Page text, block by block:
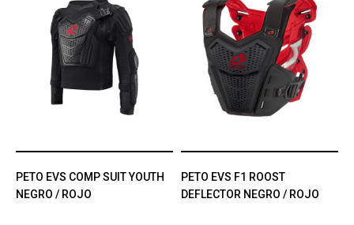
PETO EVS COMP SUIT YOUTH
NEGRO / ROJO
PETO EVS F1 ROOST
DEFLECTOR NEGRO / ROJO